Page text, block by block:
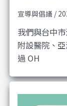
宣導與倡議 /
我們與台中
附設醫院、
過 OH